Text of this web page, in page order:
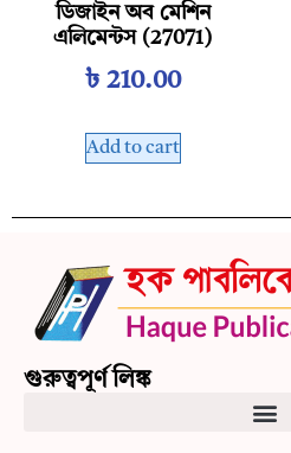
ডিজাইন অব মেশিন
এলিমেন্টস (27071)
৳ 210.00
Add to cart
গুরুত্বপূর্ণ লিঙ্ক